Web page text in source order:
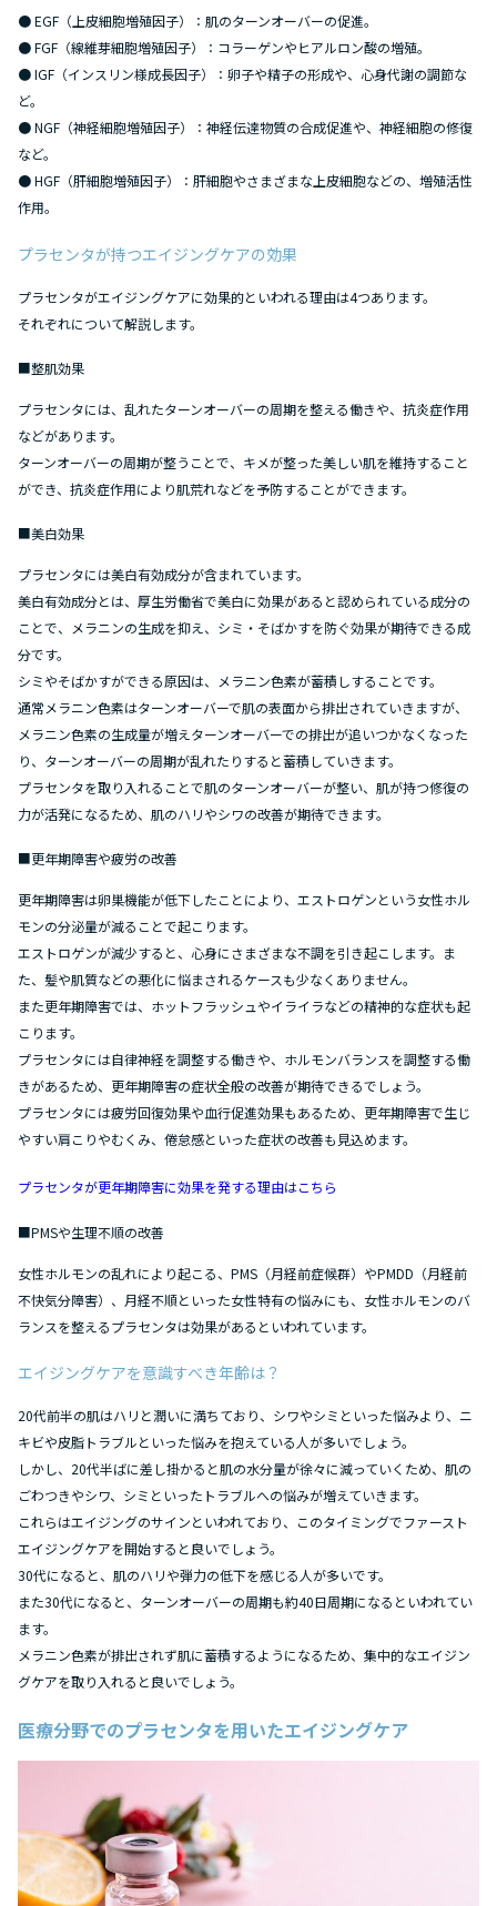
● EGF（上皮細胞増殖因子）：肌のターンオーバーの促進。
● FGF（線維芽細胞増殖因子）：コラーゲンやヒアルロン酸の増殖。
● IGF（インスリン様成長因子）：卵子や精子の形成や、心身代謝の調節な
ど。
● NGF（神経細胞増殖因子）：神経伝達物質の合成促進や、神経細胞の修復
など。
● HGF（肝細胞増殖因子）：肝細胞やさまざまな上皮細胞などの、増殖活性
作用。
プラセンタが持つエイジングケアの効果
プラセンタがエイジングケアに効果的といわれる理由は4つあります。
それぞれについて解説します。
■整肌効果
プラセンタには、乱れたターンオーバーの周期を整える働きや、抗炎症作用
などがあります。
ターンオーバーの周期が整うことで、キメが整った美しい肌を維持すること
ができ、抗炎症作用により肌荒れなどを予防することができます。
■美白効果
プラセンタには美白有効成分が含まれています。
美白有効成分とは、厚生労働省で美白に効果があると認められている成分の
ことで、メラニンの生成を抑え、シミ・そばかすを防ぐ効果が期待できる成
分です。
シミやそばかすができる原因は、メラニン色素が蓄積しすることです。
通常メラニン色素はターンオーバーで肌の表面から排出されていきますが、
メラニン色素の生成量が増えターンオーバーでの排出が追いつかなくなった
り、ターンオーバーの周期が乱れたりすると蓄積していきます。
プラセンタを取り入れることで肌のターンオーバーが整い、肌が持つ修復の
力が活発になるため、肌のハリやシワの改善が期待できます。
■更年期障害や疲労の改善
更年期障害は卵巣機能が低下したことにより、エストロゲンという女性ホル
モンの分泌量が減ることで起こります。
エストロゲンが減少すると、心身にさまざまな不調を引き起こします。ま
た、髪や肌質などの悪化に悩まされるケースも少なくありません。
また更年期障害では、ホットフラッシュやイライラなどの精神的な症状も起
こります。
プラセンタには自律神経を調整する働きや、ホルモンバランスを調整する働
きがあるため、更年期障害の症状全般の改善が期待できるでしょう。
プラセンタには疲労回復効果や血行促進効果もあるため、更年期障害で生じ
やすい肩こりやむくみ、倦怠感といった症状の改善も見込めます。
プラセンタが更年期障害に効果を発する理由はこちら
■PMSや生理不順の改善
女性ホルモンの乱れにより起こる、PMS（月経前症候群）やPMDD（月経前
不快気分障害）、月経不順といった女性特有の悩みにも、女性ホルモンのバ
ランスを整えるプラセンタは効果があるといわれています。
エイジングケアを意識すべき年齢は？
20代前半の肌はハリと潤いに満ちており、シワやシミといった悩みより、ニ
キビや皮脂トラブルといった悩みを抱えている人が多いでしょう。
しかし、20代半ばに差し掛かると肌の水分量が徐々に減っていくため、肌の
ごわつきやシワ、シミといったトラブルへの悩みが増えていきます。
これらはエイジングのサインといわれており、このタイミングでファースト
エイジングケアを開始すると良いでしょう。
30代になると、肌のハリや弾力の低下を感じる人が多いです。
また30代になると、ターンオーバーの周期も約40日周期になるといわれてい
ます。
メラニン色素が排出されず肌に蓄積するようになるため、集中的なエイジン
グケアを取り入れると良いでしょう。
医療分野でのプラセンタを用いたエイジングケア